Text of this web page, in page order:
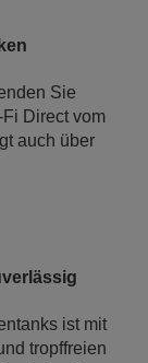
Sie
Direct vom
auch über
ist mit
tropffreien